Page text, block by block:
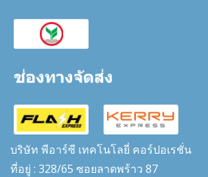
บริษัท พีอาร์ซี เทคโนโลยี่ คอร์ปอเรชั่น
ที่อยู่ : 328/65 ซอยลาดพร้าว 87